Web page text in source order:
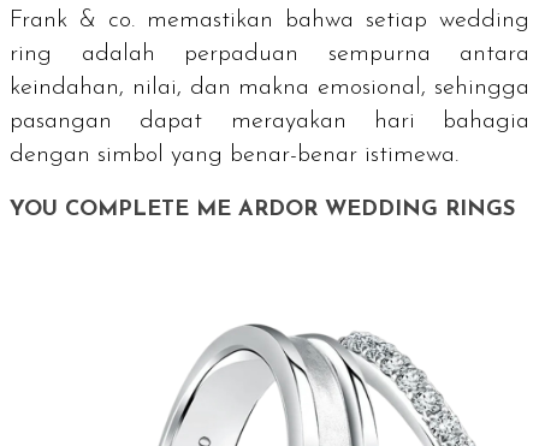
Frank & co. memastikan bahwa setiap wedding
ring adalah perpaduan sempurna antara
keindahan, nilai, dan makna emosional, sehingga
pasangan dapat merayakan hari bahagia
dengan simbol yang benar-benar istimewa.
YOU COMPLETE ME ARDOR WEDDING RINGS